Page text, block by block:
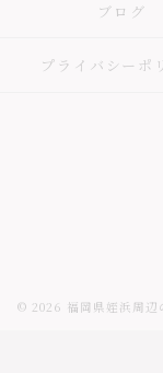
ブログ
プライバシーポ
© 2026 福岡県姪浜周